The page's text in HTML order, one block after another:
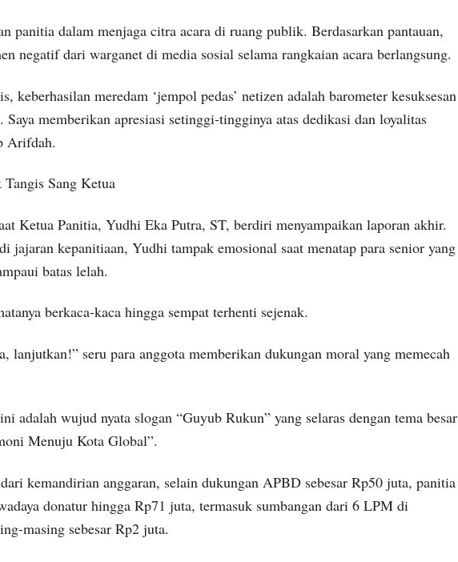
panitia dalam menjaga citra acara di ruang publik. Berdasarkan pantauan,
negatif dari warganet di media sosial selama rangkaian acara berlangsung.
keberhasilan meredam ‘jempol pedas’ netizen adalah barometer kesuksesan
Saya memberikan apresiasi setinggi-tingginya atas dedikasi dan loyalitas
Arifdah.
Sang Ketua
Ketua Panitia, Yudhi Eka Putra, ST, berdiri menyampaikan laporan akhir.
jajaran kepanitiaan, Yudhi tampak emosional saat menatap para senior yang
batas lelah.
berkaca-kaca hingga sempat terhenti sejenak.
lanjutkan!” seru para anggota memberikan dukungan moral yang memecah
adalah wujud nyata slogan “Guyub Rukun” yang selaras dengan tema besar
Menuju Kota Global”.
kemandirian anggaran, selain dukungan APBD sebesar Rp50 juta, panitia
donatur hingga Rp71 juta, termasuk sumbangan dari 6 LPM di
masing sebesar Rp2 juta.